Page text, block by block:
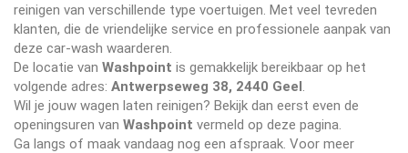
reinigen van verschillende type voertuigen. Met veel tevreden
klanten, die de vriendelijke service en professionele aanpak van
deze car-wash waarderen.
De locatie van Washpoint is gemakkelijk bereikbaar op het
volgende adres: Antwerpseweg 38, 2440 Geel
Wil je jouw wagen laten reinigen? Bekijk dan eerst even de
openingsuren van Washpoint vermeld op deze pagina.
Ga langs of maak vandaag nog een afspraak. Voor meer